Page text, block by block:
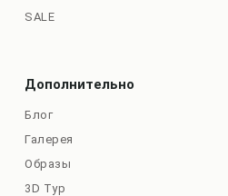
SALE
Дополнительно
Блог
Галерея
Образы
3D Тур